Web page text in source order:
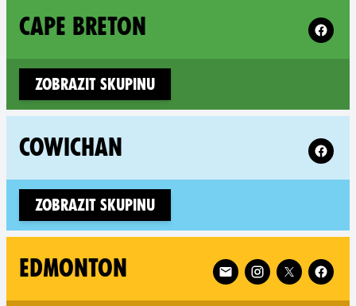
CAPE BRETON Follow
Zobrazit skupinu
COWICHAN Follow
Zobrazit skupinu
EDMONTON Follow XR Edmonton on